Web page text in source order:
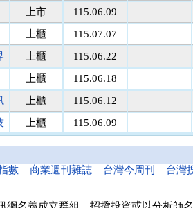
10.0 議價
議價 41.9 42.0 42
議價 13.7 13.6 13.5
議價 10.0
議價 16.2
議價 10.0
議價 364.5 364.8 365
70.00 議價 86 86
議價 249.5 249.8 250
議價 20.1 20.1 20
議價 50.0 50.0 50
上市
115.06.09
上櫃
115.07.07
上櫃
115.06.22
上櫃
115.06.18
上櫃
115.06.12
上櫃
115.06.09
上櫃
115.06.16
上櫃 115.05.21
數 商業週刊雜誌 台灣今周刊 台灣